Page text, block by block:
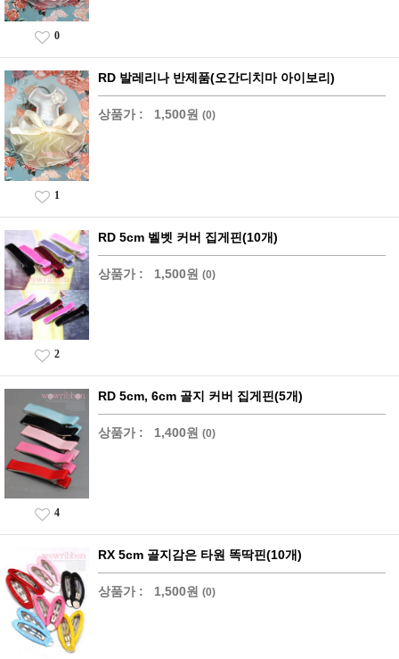
0
RD 발레리나 반제품(오간디치마 아이보리)
상품가 : 1,500원 (0)
1
RD 5cm 벨벳 커버 집게핀(10개)
상품가 : 1,500원 (0)
2
RD 5cm, 6cm 골지 커버 집게핀(5개)
상품가 : 1,400원 (0)
4
RX 5cm 골지감은 타원 똑딱핀(10개)
상품가 : 1,500원 (0)